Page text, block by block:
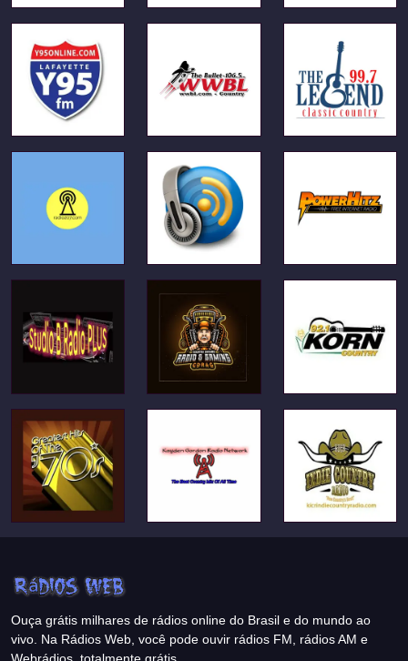
Ouça grátis milhares de rádios online do Brasil e do mundo ao
vivo. Na Rádios Web, você pode ouvir rádios FM, rádios AM e